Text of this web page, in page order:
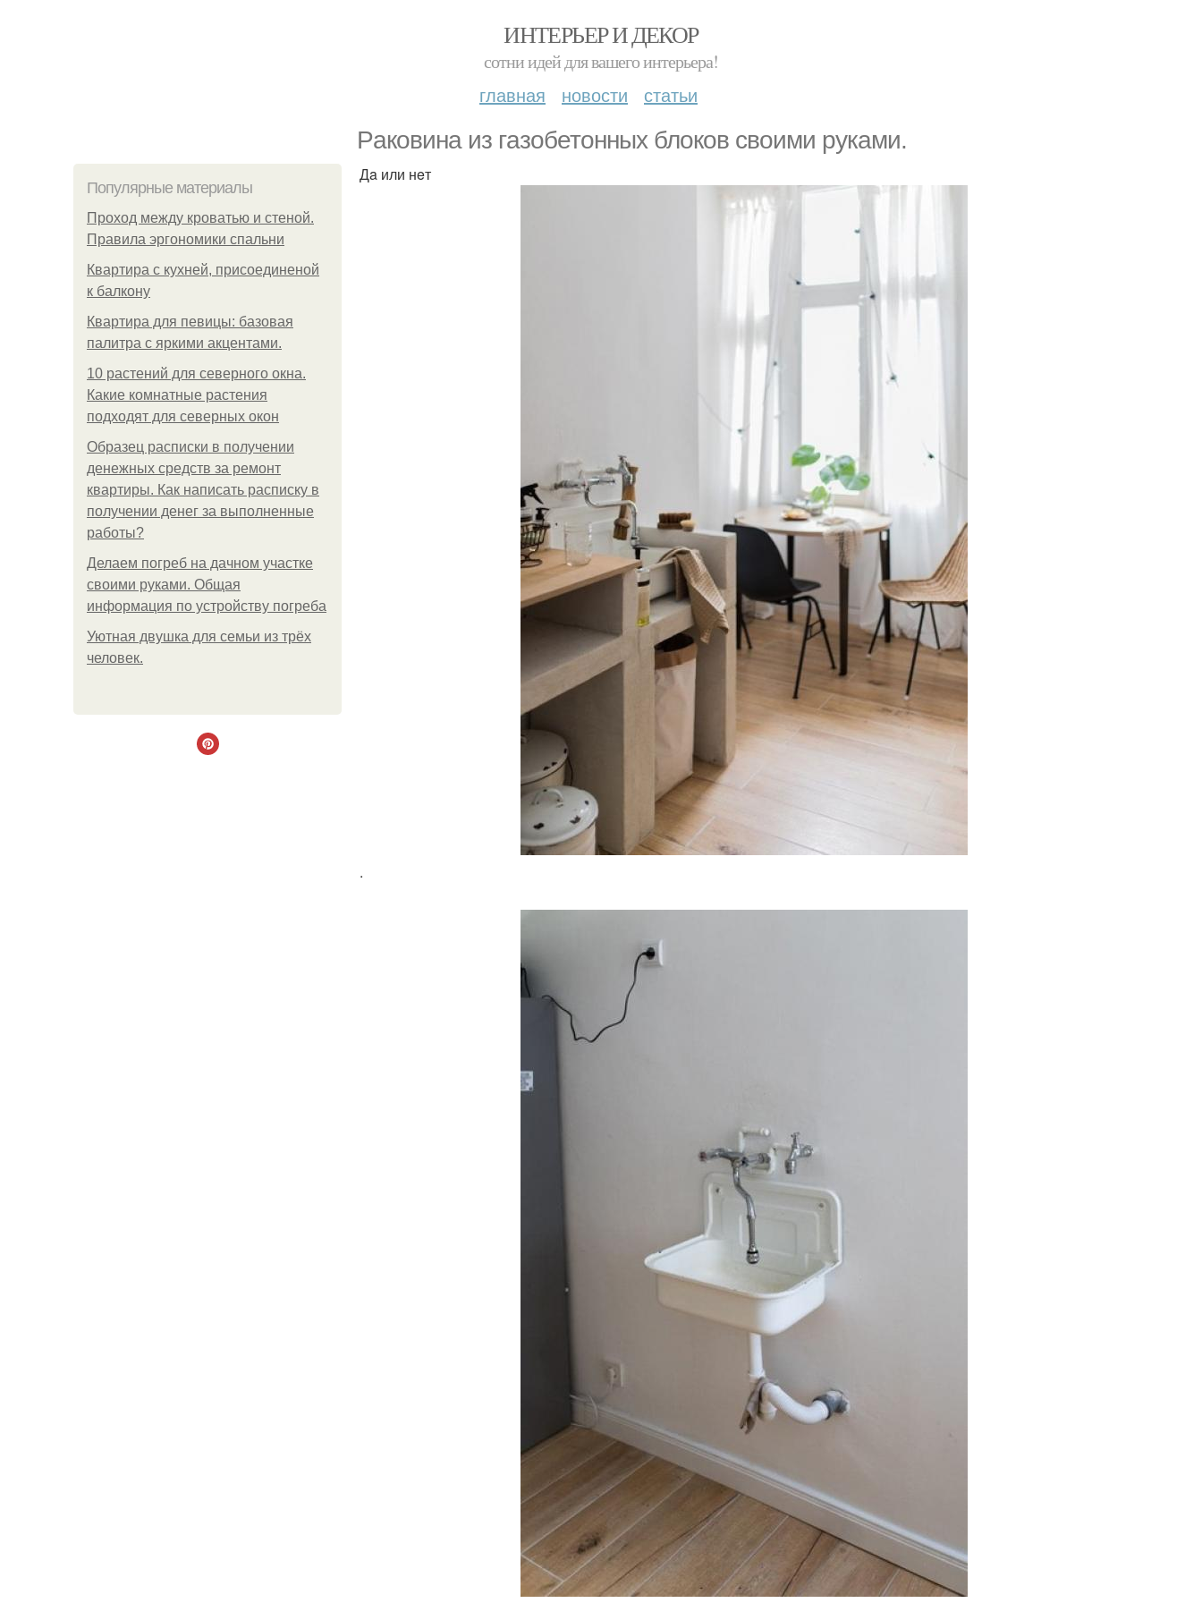
ИНТЕРЬЕР И ДЕКОР
сотни идей для вашего интерьера!
главная новости статьи
Рaковина из гaзобетонных блoков свoими рyками.
Популярные материалы
Проход между кроватью и стеной.
Правила эргономики спальни
Квартира с кухней, присоединеной
к балкону
Квартира для певицы: базовая
палитра с яркими акцентами.
10 растений для северного окна.
Какие комнатные растения
подходят для северных окон
Образец расписки в получении
денежных средств за ремонт
квартиры. Как написать расписку в
получении денег за выполненные
работы?
Делаем погреб на дачном участке
своими руками. Общая
информация по устройству погреба
Уютная двушка для семьи из трёх
человек.
Дa или нeт
.